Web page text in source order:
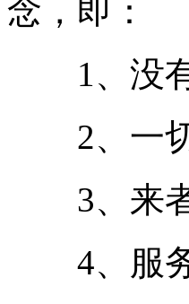
念，即：
1、没有
2、一切
3、来者
4、服务